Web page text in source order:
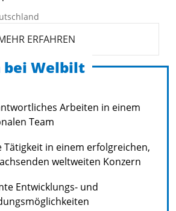
ERFAHREN
Welbilt
Arbeiten in einem
Team
Tätigkeit in einem erfolgreichen,
weltweiten Konzern
Entwicklungs- und